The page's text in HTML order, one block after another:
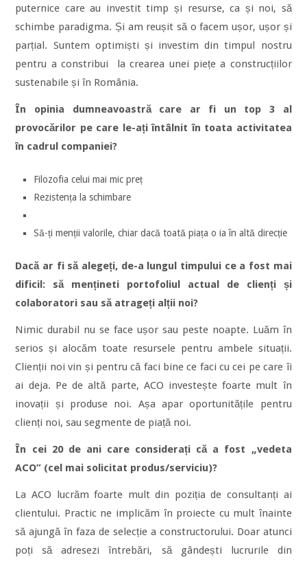
puternice care au investit timp și resurse, ca și noi, să
schimbe paradigma. Și am reușit să o facem ușor, ușor și
parțial. Suntem optimiști și investim din timpul nostru
pentru a constribui la crearea unei piețe a construcțiilor
sustenabile și în România.
În opinia dumneavoastră care ar fi un top 3 al
provocărilor pe care le-ați întâlnit în toata activitatea
în cadrul companiei?
Filozofia celui mai mic preț
Rezistența la schimbare
Să-ți menții valorile, chiar dacă toată piața o ia în altă direcție
Dacă ar fi să alegeți, de-a lungul timpului ce a fost mai
dificil: să mențineti portofoliul actual de clienți și
colaboratori sau să atrageți alții noi?
Nimic durabil nu se face ușor sau peste noapte. Luăm în
serios și alocăm toate resursele pentru ambele situații.
Clienții noi vin și pentru că faci bine ce faci cu cei pe care îi
ai deja. Pe de altă parte, ACO investește foarte mult în
inovații și produse noi. Așa apar oportunitățile pentru
clienți noi, sau segmente de piață noi.
În cei 20 de ani care considerați că a fost „vedeta
ACO” (cel mai solicitat produs/serviciu)?
La ACO lucrăm foarte mult din poziția de consultanți ai
clientului. Practic ne implicăm în proiecte cu mult înainte
să ajungă în faza de selecție a constructorului. Doar atunci
poți să adresezi întrebări, să gândești lucrurile din